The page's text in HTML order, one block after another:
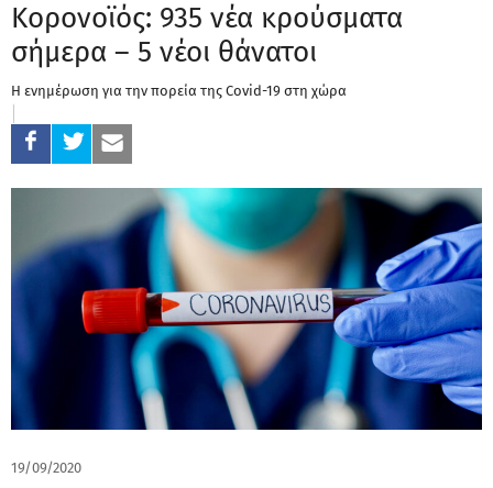
Κορονοϊός: 935 νέα κρούσματα
σήμερα – 5 νέοι θάνατοι
Η ενημέρωση για την πορεία της Covid-19 στη χώρα
19/09/2020